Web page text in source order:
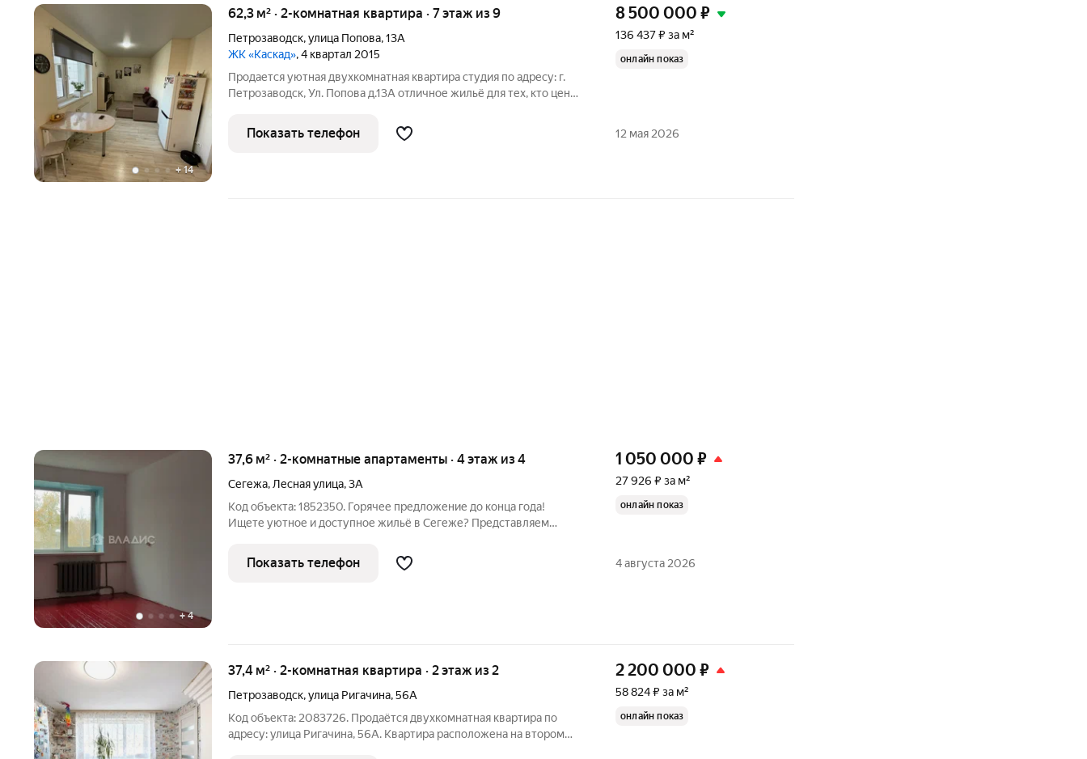
+ 14
62,3 м² · 2-комнатная квартира · 7 этаж из 9
Петрозаводск,улица Попова,13А
ЖК «Каскад», 4 квартал 2015
Продается уютная двухкомнатная квартира студия по адресу: г.
Петрозаводск, Ул. Попова д.13А отличное жильё для тех, кто ценит
девятиэтажного монолитного дома, построенного в 2017 году.
Общая площадь
8 500 000 ₽
136 437 ₽ за м²
онлайн показ
Показать телефон 12 мая 2026
+4
37,6 м² · 2-комнатные апартаменты · 4 этаж из 4
Сегежа, Лесная улица,3А
Код объекта: 1852350. Горячее предложение до конца года!
Ищете уютное и доступное жильё в Сегеже? Представляем
светлая и просторная квартира общей площадью 37,6 кв. м
расположена на
1 050 000 ₽
27 926 ₽ за м²
онлайн показ
Показать телефон 4 августа 2026
37,4 м² · 2-комнатная квартира · 2 этаж из 2
Петрозаводск,улица Ригачина,56А
Код объекта: 2083726. Продаётся двухкомнатная квартира по
адресу: улица Ригачина, 56А. Квартира расположена на втором
2 200 000 ₽
58 824 ₽ за м²
онлайн показ